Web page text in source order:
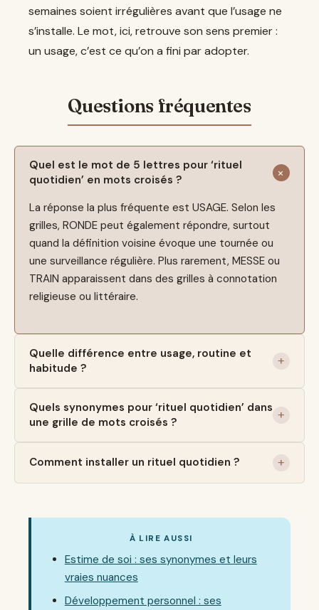
semaines soient irrégulières avant que l’usage ne
s’installe. Le mot, ici, retrouve son sens premier :
un usage, c’est ce qu’on a fini par adopter.
Quel est le mot de 5 lettres pour ‘rituel
quotidien’ en mots croisés ?
La réponse la plus fréquente est USAGE. Selon les
grilles, RONDE peut également répondre, surtout
quand la définition voisine évoque une tournée ou
une surveillance régulière. Plus rarement, MESSE ou
TRAIN apparaissent dans des grilles à connotation
religieuse ou littéraire.
Quelle différence entre usage, routine et
habitude ?
Quels synonymes pour ‘rituel quotidien’ dans
une grille de mots croisés ?
Comment installer un rituel quotidien ?
À LIRE AUSSI
Estime de soi : ses synonymes et leurs
vraies nuances
Développement personnel : ses